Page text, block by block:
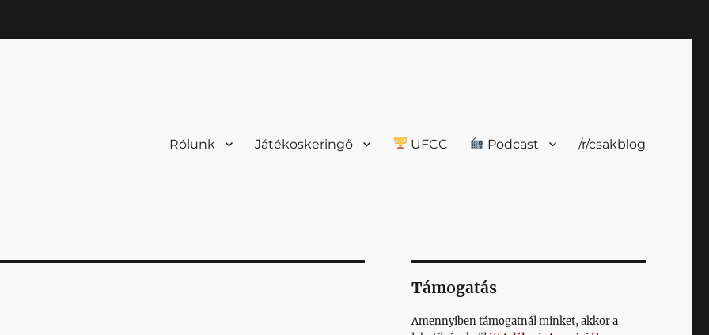
Rólunk Játékoskeringő UFCC Podcast /r/csakblog
Támogatás
Amennyiben támogatnál minket, akkor a